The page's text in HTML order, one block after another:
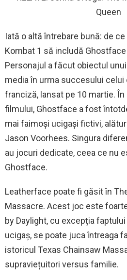
Queen
Iată o altă întrebare bună: de
Kombat 1 să includă
Personajul a făcut obiectul
media în urma succesului celui
franciză, lansat pe 10 martie.
filmului, Ghostface a fost
mai faimoși ucigași fictivi,
Jason Voorhees. Singura
au jocuri dedicate, ceea ce nu
Ghostface.
Leatherface poate fi găsit în
Massacre. Acest joc este
by Daylight, cu excepția
ucigaș, se poate juca întreaga
istoricul Texas Chainsaw
supraviețuitori versus familie.